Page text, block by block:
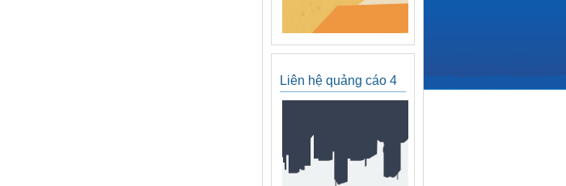
Liên hệ quảng cáo 4